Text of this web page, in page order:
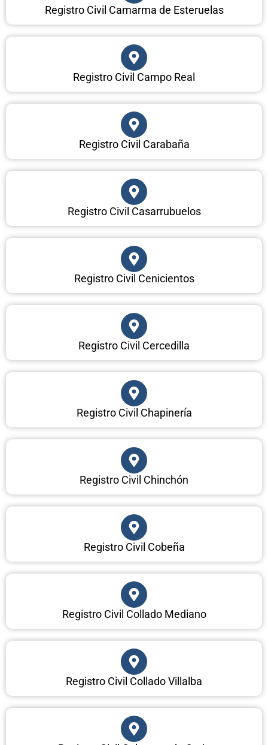
Registro Civil Camarma de Esteruelas
Registro Civil Campo Real
Registro Civil Carabaña
Registro Civil Casarrubuelos
Registro Civil Cenicientos
Registro Civil Cercedilla
Registro Civil Chapinería
Registro Civil Chinchón
Registro Civil Cobeña
Registro Civil Collado Mediano
Registro Civil Collado Villalba